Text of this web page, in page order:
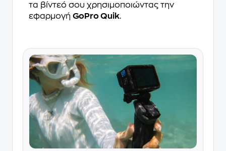
τα βίντεό σου χρησιμοποιώντας την
εφαρμογή GoPro Quik.